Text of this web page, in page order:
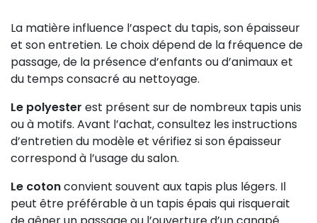
La matière influence l’aspect du tapis, son épaisseur
et son entretien. Le choix dépend de la fréquence de
passage, de la présence d’enfants ou d’animaux et
du temps consacré au nettoyage.
Le polyester est présent sur de nombreux tapis unis
ou à motifs. Avant l’achat, consultez les instructions
d’entretien du modèle et vérifiez si son épaisseur
correspond à l’usage du salon.
Le cotonconvient souvent aux tapis plus légers. Il
peut être préférable à un tapis épais qui risquerait